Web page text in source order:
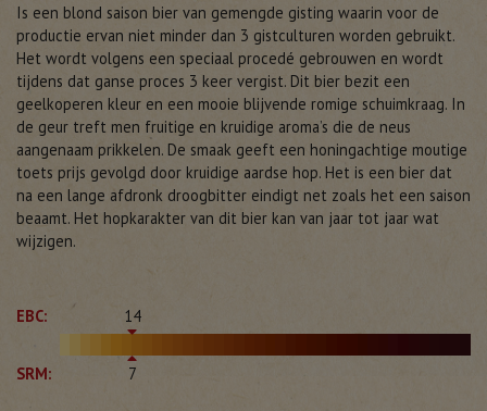
Is een blond saison bier van gemengde gisting waarin voor de
productie ervan niet minder dan 3 gistculturen worden gebruikt.
Het wordt volgens een speciaal procedé gebrouwen en wordt
tijdens dat ganse proces 3 keer vergist. Dit bier bezit een
geelkoperen kleur en een mooie blijvende romige schuimkraag. In
de geur treft men fruitige en kruidige aroma’s die de neus
aangenaam prikkelen. De smaak geeft een honingachtige moutige
toets prijs gevolgd door kruidige aardse hop. Het is een bier dat
na een lange afdronk droogbitter eindigt net zoals het een saison
beaamt. Het hopkarakter van dit bier kan van jaar tot jaar wat
wijzigen.
EBC: 14
SRM: 7